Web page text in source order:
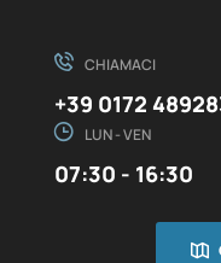
CHIAMACI
+39 0172
LUN - VEN
07:30 - 16:30